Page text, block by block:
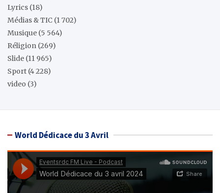
Lyrics (18)
Médias & TIC (1 702)
Musique (5 564)
Réligion (269)
Slide (11 965)
Sport (4 228)
video (3)
World Dédicace du 3 Avril